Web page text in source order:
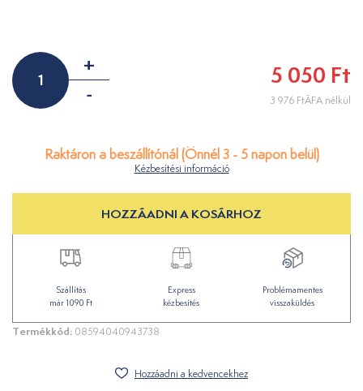
+
-
5 050 Ft
3 976 FtÁFA nélkül
Raktáron a beszállítónál (Önnél 3 - 5 napon belül)
Kézbesítési információ
HOZZÁADNI A KOSÁRHOZ
Szállítás
már 1090 Ft
Express
kézbesítés
Problémamentes
visszaküldés
Termékkód: 08594040943738
Hozzáadni a kedvencekhez